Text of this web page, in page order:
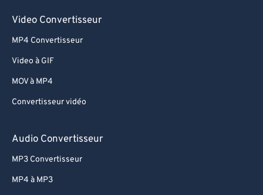
Video Convertisseur
MP4 Convertisseur
Video à GIF
MOV à MP4
Convertisseur vidéo
Audio Convertisseur
MP3 Convertisseur
MP4 à MP3